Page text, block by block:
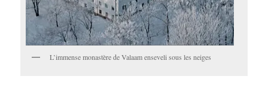
L’immense monastère de Valaam enseveli sous les neiges